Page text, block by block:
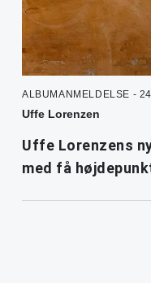
ALBUMANMELDELSE -
Uffe Lorenzen
Uffe Lorenzens
med få